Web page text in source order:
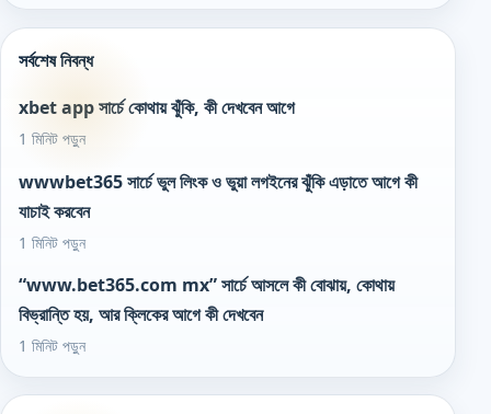
সর্বশেষ নিবন্ধ
xbet app সার্চে কোথায় ঝুঁকি, কী দেখবেন আগে
1 মিনিট পড়ুন
wwwbet365 সার্চে ভুল লিংক ও ভুয়া লগইনের ঝুঁকি এড়াতে আগে কী
যাচাই করবেন
1 মিনিট পড়ুন
“www.bet365.com mx” সার্চে আসলে কী বোঝায়, কোথায়
বিভ্রান্তি হয়, আর ক্লিকের আগে কী দেখবেন
1 মিনিট পড়ুন